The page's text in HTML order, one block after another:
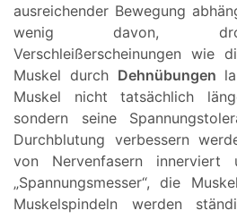
ausreichender Bewegung
wenig davon,
Verschleißerscheinungen wie
Muskel durch Dehnübungen
Muskel nicht tatsächlich
sondern seine
Durchblutung verbessern
von Nervenfasern innerviert
„Spannungsmesser“, die
Muskelspindeln werden